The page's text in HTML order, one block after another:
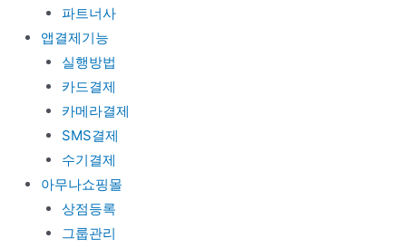
파트너사
앱결제기능
실행방법
카드결제
카메라결제
SMS결제
수기결제
아무나쇼핑몰
상점등록
그룹관리